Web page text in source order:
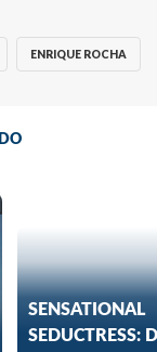
ENRIQUE ROCHA